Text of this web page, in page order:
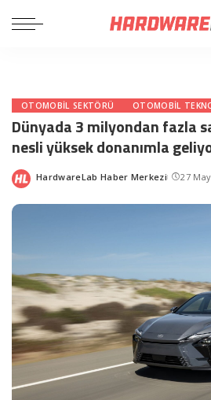
OTOMOBIL SEKTÖRÜ OTOMOBIL
Dünyada 3 milyondan fazla
nesli yüksek donanımla
Posted
HardwareLab Haber Merkezi 27